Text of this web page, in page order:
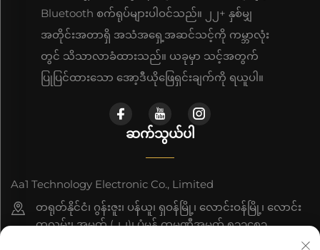
Bluetooth စက်ရုပ်များပါဝင်သည်။ ၂၂+ နှစ်မျှ
အတိုင်းအတာရှိ အသံအရှေ့အဆင်သင့်ကို ကမ္ဘာလုံး
တွင် သိသာလာခံထားသည်။ ယခုမှာ သင့်အတွက်
ပြုပြင်ထားသော အော့ဒီယိုဖြေရှင်းချက်ကို ရယူပါ။
ဆက်သွယ်ပါ
Aa1 Technology Electronic Co., Limited
တရုတ်နိုင်ငံ၊ ဂွန်းဇူး၊ ပန်ယူ၊ ရှဝန်မြို့၊ လောင်းဝန်မြို့၊ လောင်း
ကူလမ်း၊ အမှတ် (၂၂)၊ ပုံမှန် ကုမ္ပဏီအမှတ် ၅၁၁၄၈၃